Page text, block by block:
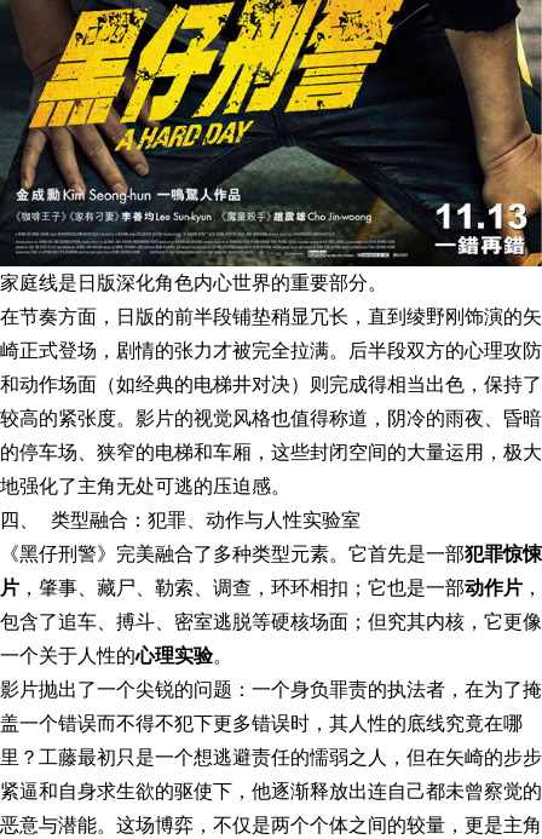
家庭线是日版深化角色内心世界的重要部分。
在节奏方面，日版的前半段铺垫稍显冗长，直到绫野刚饰演的矢
崎正式登场，剧情的张力才被完全拉满。后半段双方的心理攻防
和动作场面（如经典的电梯井对决）则完成得相当出色，保持了
较高的紧张度。影片的视觉风格也值得称道，阴冷的雨夜、昏暗
的停车场、狭窄的电梯和车厢，这些封闭空间的大量运用，极大
地强化了主角无处可逃的压迫感。
四、 类型融合：犯罪、动作与人性实验室
《黑仔刑警》完美融合了多种类型元素。它首先是一部犯罪惊悚
片 ，肇事、藏尸、勒索、调查，环环相扣；它也是一部动作片 ，
包含了追车、搏斗、密室逃脱等硬核场面；但究其内核，它更像
一个关于人性的心理实验。
影片抛出了一个尖锐的问题：一个身负罪责的执法者，在为了掩
盖一个错误而不得不犯下更多错误时，其人性的底线究竟在哪
里？工藤最初只是一个想逃避责任的懦弱之人，但在矢崎的步步
紧逼和自身求生欲的驱使下，他逐渐释放出连自己都未曾察觉的
恶意与潜能。这场博弈，不仅是两个个体之间的较量，更是主角